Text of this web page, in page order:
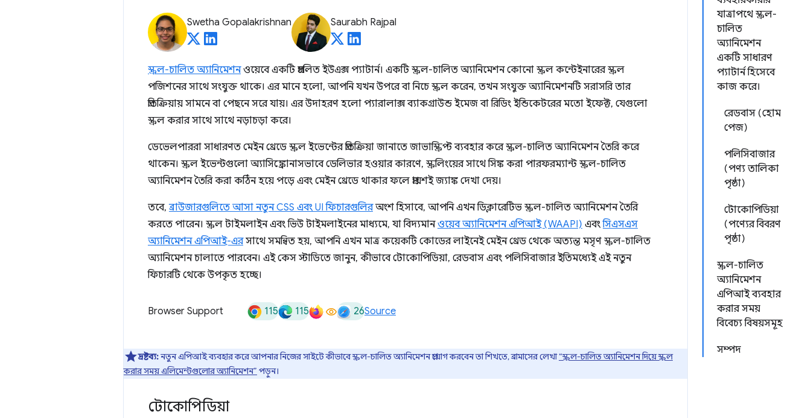
যাত্রাপথে স্ক্রল-
চালিত
অ্যানিমেশন
একটি সাধারণ
প্যাটার্ন হিসেবে
কাজ করে।
রেডবাস (হোম
পেজ)
পলিসিবাজার
(পণ্য তালিকা
পৃষ্ঠা)
টোকোপিডিয়া
(পণ্যের বিবরণ
পৃষ্ঠা)
স্ক্রল-চালিত
অ্যানিমেশন
এপিআই ব্যবহার
করার সময়
বিবেচ্য বিষয়সমূহ
সম্পদ
Swetha Gopalakrishnan Saurabh Rajpal
স্ক্রল-চালিত অ্যানিমেশনওয়েবে একটি প্রচলিত ইউএক্স প্যাটার্ন। একটি স্ক্রল-চালিত অ্যানিমেশন কোনো স্ক্রল কন্টেইনারের স্ক্রল
পজিশনের সাথে সংযুক্ত থাকে। এর মানে হলো, আপনি যখন উপরে বা নিচে স্ক্রল করেন, তখন সংযুক্ত অ্যানিমেশনটি সরাসরি তার
প্রতিক্রিয়ায় সামনে বা পেছনে সরে যায়। এর উদাহরণ হলো প্যারালাক্স ব্যাকগ্রাউন্ড ইমেজ বা রিডিং ইন্ডিকেটরের মতো ইফেক্ট, যেগুলো
স্ক্রল করার সাথে সাথে নড়াচড়া করে।
ডেভেলপাররা সাধারণত মেইন থ্রেডে স্ক্রল ইভেন্টের প্রতিক্রিয়া জানাতে জাভাস্ক্রিপ্ট ব্যবহার করে স্ক্রল-চালিত অ্যানিমেশন তৈরি করে
থাকেন। স্ক্রল ইভেন্টগুলো অ্যাসিঙ্ক্রোনাসভাবে ডেলিভার হওয়ার কারণে, স্ক্রলিংয়ের সাথে সিঙ্ক করা পারফরম্যান্ট স্ক্রল-চালিত
অ্যানিমেশন তৈরি করা কঠিন হয়ে পড়ে এবং মেইন থ্রেডে থাকার ফলে প্রায়শই জ্যাঙ্ক দেখা দেয়।
তবে, ব্রাউজারগুলিতে আসা নতুন CSS এবং UI ফিচারগুলিরঅংশ হিসাবে, আপনি এখন ডিক্লারেটিভ স্ক্রল-চালিত অ্যানিমেশন তৈরি
করতে পারেন। স্ক্রল টাইমলাইন এবং ভিউ টাইমলাইনের মাধ্যমে, যা বিদ্যমানওয়েব অ্যানিমেশন এপিআই (WAAPI) এবংসিএসএস
অ্যানিমেশন এপিআই-এরসাথে সমন্বিত হয়, আপনি এখন মাত্র কয়েকটি কোডের লাইনেই মেইন থ্রেড থেকে অত্যন্ত মসৃণ স্ক্রল-চালিত
অ্যানিমেশন চালাতে পারবেন। এই কেস স্টাডিতে জানুন, কীভাবে টোকোপিডিয়া, রেডবাস এবং পলিসিবাজার ইতিমধ্যেই এই নতুন
ফিচারটি থেকে উপকৃত হচ্ছে।
Browser Support 115 115 26Source
দ্রষ্টব্য:নতুন এপিআই ব্যবহার করে আপনার নিজের সাইটে কীভাবে স্ক্রল-চালিত অ্যানিমেশন প্রয়োগ করবেন তা শিখতে, ব্রামাসের লেখা“স্ক্রল-চালিত অ্যানিমেশন দিয়ে স্ক্রল
করার সময় এলিমেন্টগুলোর অ্যানিমেশন” পড়ুন।
টোকোপিডিয়া